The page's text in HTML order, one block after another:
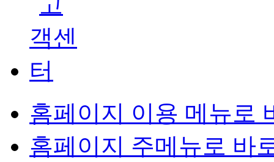
홈페이지 이용 메뉴로
홈페이지 주메뉴로 바